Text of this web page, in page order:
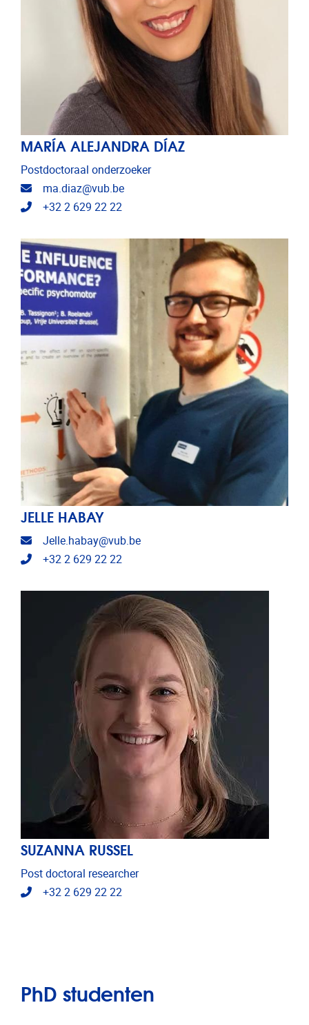
MARÍA ALEJANDRA DÍAZ
Postdoctoraal onderzoeker
E-mailadres
ma.diaz@vub.be
Telefoonnummer
+32 2 629 22 22
JELLE HABAY
E-mailadres
Jelle.habay@vub.be
Telefoonnummer
+32 2 629 22 22
SUZANNA RUSSEL
Post doctoral researcher
Telefoonnummer
+32 2 629 22 22
PhD studenten